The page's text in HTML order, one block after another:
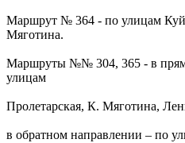
Маршрут № 364 - по улицам
Мяготина.
Маршруты №№ 304, 365 - в
улицам
Пролетарская, К. Мяготина,
в обратном направлении – по